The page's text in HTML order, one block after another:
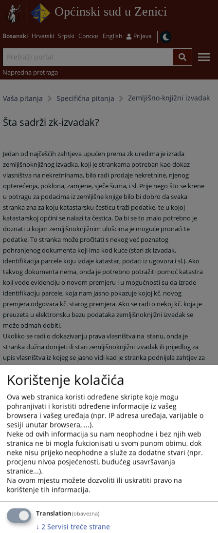
Općinski sud u Zenici
Bosanski Hrvatski Srpski Српски English Prijava
Napredna pretraga
Vaša pitanja Specifična pitanja Zemljišno-knjižni izvadak
Šta sadrži zk-izvadak?
Jedan od najčešćih zahtjeva upućen prema zk uredima je izrada
zemljišnoknjižnog izvadka, koji je strankama potreban kao dokaz
vlasništva na nekretninama, bilo radi prodaje nekretnine, njenog
opterećenja, poklona, zamjene, sječe šuma, i sl. Prije nego što se krene
u potragu za podacima iz zemljišne knjige bilo bi dobro da svaka
stranka zna za koju katastarsku česticu traži podatke, te u kojoj
katastarskoj općini se nalazi ta čestica. Da bi se to znalo potrebno je
doznati u kojim zemljišnoknjižnim ulošcima je moguće pronaći te
podatke. To stranka može pročitati s nekog već poznatog
pohranjenog dokumenta koji ima kod kuće (stari zk izvadak,
identifikacija parcele koju izdaje katastar, podaci iz ugovora i sl.). Ako
takvog dokumenta nema, onda je potrebno potražiti pomoć katastra
koji vode evidenciju o novom premjeru i u mogućnosti su da izrade
identifikaciju parcele, koja nam jasno pokazuje kojoj kč. novog
premjera odgovara kč. starog premjera. Ako se radi o nekoj kč. koja je
preuzeta u elektronsku bazu podataka zemljišnoknjižni izvadak se
može odmah dobiti.
Ukoliko se radi o dokazivanju prava vlasništva na stanu, onda je
stranka dužna donijeti ili stari zemljišnoknjižni izvadak ili prijedlog za
upis vlasništva iz kojeg se jasno vidi kad je stranka podnijela zahtjev za
upis vlasništva.
9561PREGLEDA
Korištenje kolačića
Ova web stranica koristi određene skripte koje mogu
pohranjivati i koristiti određene informacije iz vašeg
browsera i vašeg uređaja (npr. IP adresa uređaja, varijable o
sesiji unutar browsera, ...).
Neke od ovih informacija su nam neophodne i bez njih web
stranica ne bi mogla fukcionisati u svom punom obimu, dok
neke nisu prijeko neophodne a služe za dodatne stvari (npr.
procjenu nivoa posjećenosti, budućeg usavršavanja
stranice...).
Na ovom mjestu možete dozvoliti ili uskratiti pravo na
korištenje tih informacija.
Translation(obavezna)
↓ 2 Servisi treće strane